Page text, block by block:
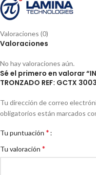
Valoraciones (0)
Valoraciones
No hay valoraciones aún.
Sé el primero en valorar
TRONZADO REF: GCTX
Tu dirección de correo
obligatorios están marcados
Tu puntuación *
Tu valoración *